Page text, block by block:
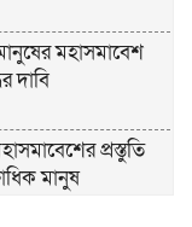
মহাসমাবেশ
দাবি
প্রস্তুতি
মানুষ